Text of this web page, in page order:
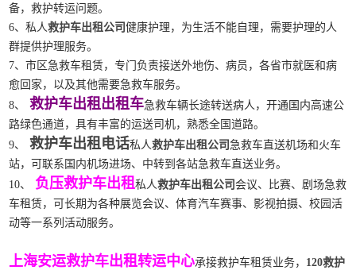
备，救护转运问题。
6、私人救护车出租公司健康护理，为生活不能自理，需要护理的人
群提供护理服务。
7、市区急救车租赁，专门负责接送外地伤、病员，各省市就医和病
愈回家，以及其他需要急救车服务。
8、
救护车出租出租车急救车辆长途转送病人，开通国内高速公
路绿色通道，具有丰富的运送司机，熟悉全国道路。
9、
救护车出租电话私人救护车出租公司 急救车直送机场和火车
站，可联系国内机场进场、中转到各站急救车直送业务。
10、
负压救护车出租私人救护车出租公司会议、比赛、剧场急救
车租赁，可长期为各种展览会议、体育汽车赛事、影视拍摄、校园活
动等一系列活动服务。
上海安运救护车出租转运中心承接救护车租赁业务， 120救护